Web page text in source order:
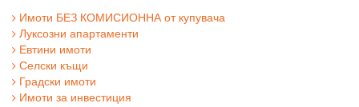
Имоти БЕЗ КОМИСИОННА от купувача
Луксозни апартаменти
Евтини имоти
Селски къщи
Градски имоти
Имоти за инвестиция